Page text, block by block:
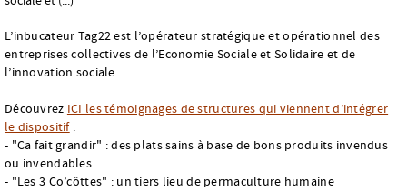
L’inbucateur Tag22 est l’opérateur stratégique et opérationnel des
entreprises collectives de l’Economie Sociale et Solidaire et de
l’innovation sociale.
Découvrez ICI les témoignages de structures qui viennent d’intégrer
le dispositif:
- "Ca fait grandir" : des plats sains à base de bons produits invendus
ou invendables
- "Les 3 Co’côttes" : un tiers lieu de permaculture humaine